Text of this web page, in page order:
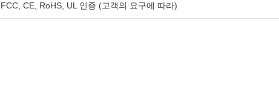
FCC, CE, RoHS, UL 인증 (고객의 요구에 따라)